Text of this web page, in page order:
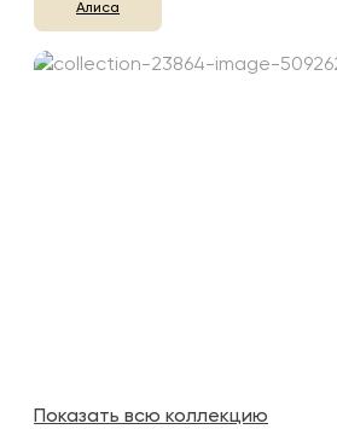
Алиса
Показать всю коллекцию